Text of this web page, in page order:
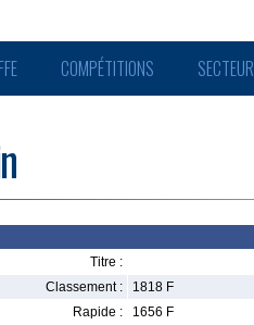
FFE COMPÉTITIONS
Titre :
Classement :
1818 F
Rapide :
1656 F